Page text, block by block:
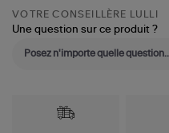
VOTRE CONSEILLÈRE LULLI
Une question sur ce produit ?